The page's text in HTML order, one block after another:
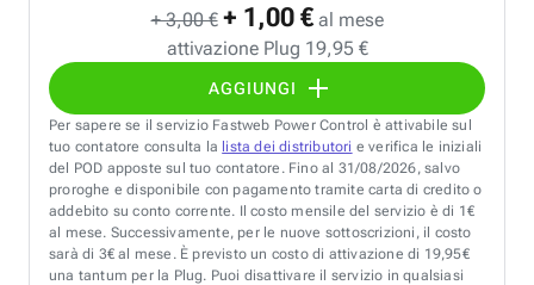
+ 3,00 € + 1,00 € al mese
attivazione Plug 19,95 €
AGGIUNGI
Per sapere se il servizio Fastweb Power Control è attivabile sul
tuo contatore consulta la lista dei distributori e verifica le iniziali
del POD apposte sul tuo contatore. Fino al 31/08/2026, salvo
proroghe e disponibile con pagamento tramite carta di credito o
addebito su conto corrente. Il costo mensile del servizio è di 1€
al mese. Successivamente, per le nuove sottoscrizioni, il costo
sarà di 3€ al mese. È previsto un costo di attivazione di 19,95€
una tantum per la Plug. Puoi disattivare il servizio in qualsiasi